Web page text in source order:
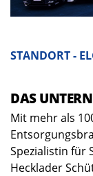
STANDORT -
DAS
Mit mehr als
Spezialistin für
Hecklader